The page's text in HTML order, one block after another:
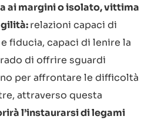
ai margini o isolato, vittima
relazioni capaci di
fiducia, capaci di lenire la
di offrire sguardi
per affrontare le difficoltà
attraverso questa
l’instaurarsi di legami